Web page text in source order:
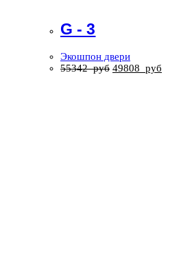
G - 3
Экошпон двери
55342руб 49808 руб